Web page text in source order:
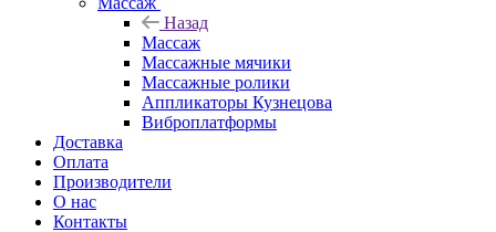
Назад
Массаж
Массажные мячики
Массажные ролики
Аппликаторы Кузнецова
Виброплатформы
Доставка
Оплата
Производители
О нас
Контакты